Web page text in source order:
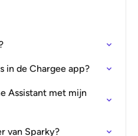
in de Chargee app?
Assistant met mijn
van Sparky?